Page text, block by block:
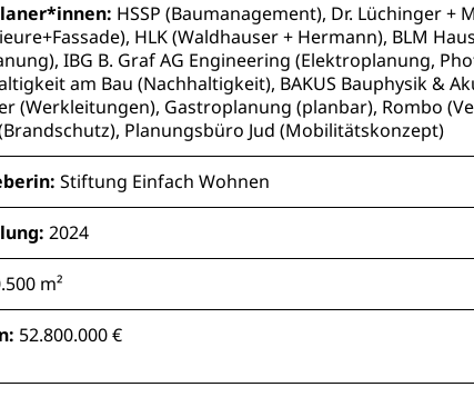
HSSP (Baumanagement), Dr. Lüchinger +
HLK (Waldhauser + Hermann), BLM
IBG B. Graf AG Engineering (Elektroplanung,
am Bau (Nachhaltigkeit), BAKUS Bauphysik &
(Werkleitungen), Gastroplanung (planbar), Rombo
Planungsbüro Jud (Mobilitätskonzept)
Stiftung Einfach Wohnen
2024
m²
52.800.000 €